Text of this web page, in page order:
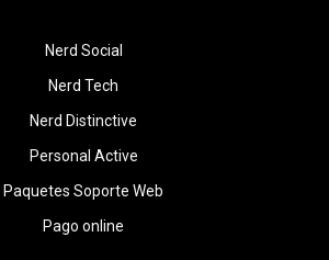
Nerd Social
Nerd Tech
Nerd Distinctive
Personal Active
Paquetes Soporte Web
Pago online